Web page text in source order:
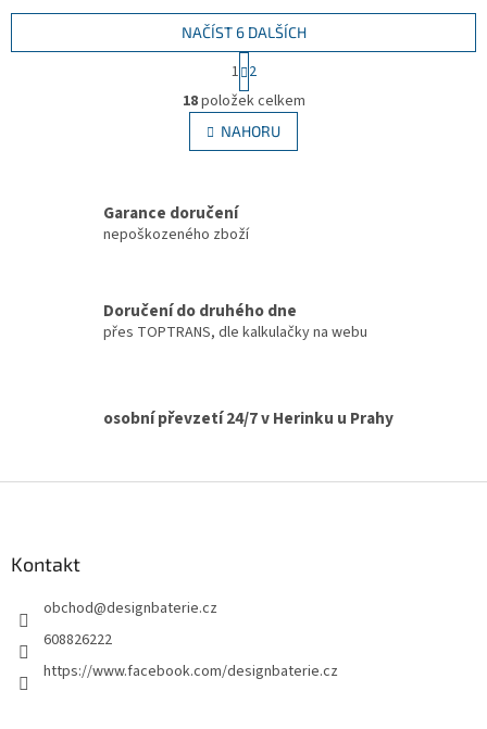
O
v
l
á
í
v
k
y
i
NAČÍST 6 DALŠÍCH
t
r
á
n
k
n
í
1 2
18položek celkem
NAHORU
Garance doručení
nepoškozeného zboží
Doručení do druhého dne
přes TOPTRANS, dle kalkulačky na webu
osobní převzetí 24/7 v Herinku u Prahy
Kontakt
obchod@designbaterie.cz
608826222
https://www.facebook.com/designbaterie.cz